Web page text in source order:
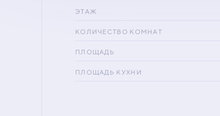
ЭТАЖ
КОЛИЧЕСТВО КОМНАТ
ПЛОЩАДЬ
ПЛОЩАДЬ КУХНИ